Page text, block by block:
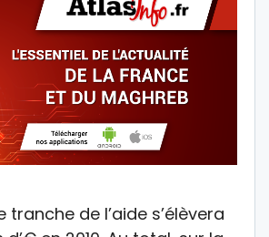
tranche de l’aide s’élèvera